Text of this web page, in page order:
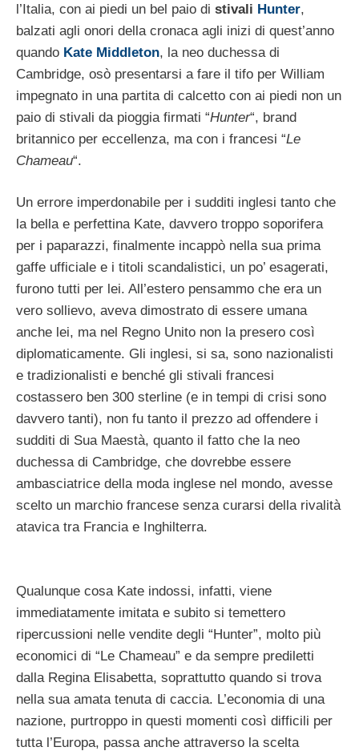
l’Italia, con ai piedi un bel paio di stivali Hunter,
balzati agli onori della cronaca agli inizi di quest’anno
quando Kate Middleton, la neo duchessa di
Cambridge, osò presentarsi a fare il tifo per William
impegnato in una partita di calcetto con ai piedi non un
paio di stivali da pioggia firmati “Hunter“, brand
britannico per eccellenza, ma con i francesi “Le
Chameau“.
Un errore imperdonabile per i sudditi inglesi tanto che
la bella e perfettina Kate, davvero troppo soporifera
per i paparazzi, finalmente incappò nella sua prima
gaffe ufficiale e i titoli scandalistici, un po’ esagerati,
furono tutti per lei. All’estero pensammo che era un
vero sollievo, aveva dimostrato di essere umana
anche lei, ma nel Regno Unito non la presero così
diplomaticamente. Gli inglesi, si sa, sono nazionalisti
e tradizionalisti e benché gli stivali francesi
costassero ben 300 sterline (e in tempi di crisi sono
davvero tanti), non fu tanto il prezzo ad offendere i
sudditi di Sua Maestà, quanto il fatto che la neo
duchessa di Cambridge, che dovrebbe essere
ambasciatrice della moda inglese nel mondo, avesse
scelto un marchio francese senza curarsi della rivalità
atavica tra Francia e Inghilterra.
Qualunque cosa Kate indossi, infatti, viene
immediatamente imitata e subito si temettero
ripercussioni nelle vendite degli “Hunter”, molto più
economici di “Le Chameau” e da sempre prediletti
dalla Regina Elisabetta, soprattutto quando si trova
nella sua amata tenuta di caccia. L’economia di una
nazione, purtroppo in questi momenti così difficili per
tutta l’Europa, passa anche attraverso la scelta